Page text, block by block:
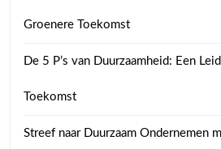
Groenere Toekomst
De 5 P’s van Duurzaamheid: Een
Toekomst
Streef naar Duurzaam Ondernemen